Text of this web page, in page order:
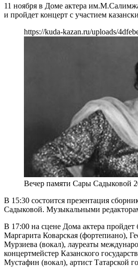
11 ноября в Доме актера
и пройдет концерт с участием
https://kuda-kazan.ru/uploads/
Вечер памяти Сары Садыковой
В 15:30 состоится презентация
Садыковой. Музыкальными
В 17:00 на сцене Дома актера
Маргарита Коварская (фортепиано),
Мурзиева (вокал), лауреаты
концертмейстер Казанского
Мустафин (вокал), артист Татарской